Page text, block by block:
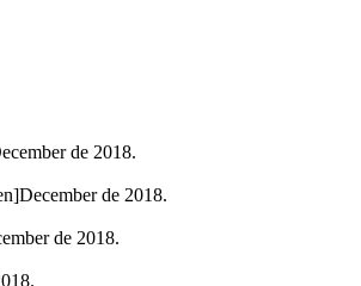
de 2018.
de 2018.
de 2018.